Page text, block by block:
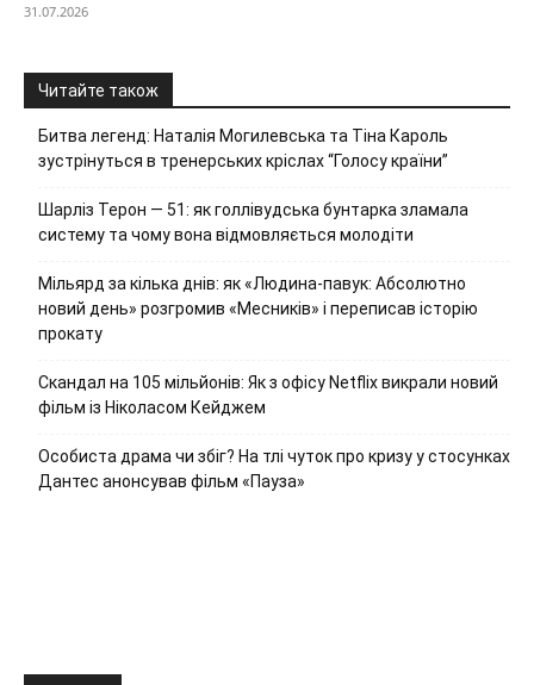
31.07.2026
Читайте також
Битва легенд: Наталія Могилевська та Тіна Кароль
зустрінуться в тренерських кріслах “Голосу країни”
Шарліз Терон — 51: як голлівудська бунтарка зламала
систему та чому вона відмовляється молодіти
Мільярд за кілька днів: як «Людина-павук: Абсолютно
новий день» розгромив «Месників» і переписав історію
прокату
Скандал на 105 мільйонів: Як з офісу Netflix викрали новий
фільм із Ніколасом Кейджем
Особиста драма чи збіг? На тлі чуток про кризу у стосунках
Дантес анонсував фільм «Пауза»